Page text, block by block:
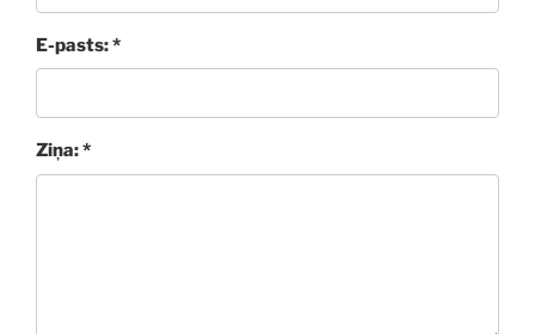
E-pasts: *
Ziņa: *